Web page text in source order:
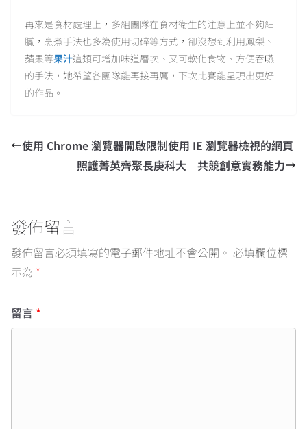
再來是食材處理上，多組團隊在食材衛生的注意上並不夠細
膩，烹煮手法也多為使用切碎等方式，卻沒想到利用鳳梨、
蘋果等果汁這類可增加味道層次、又可軟化食物、方便吞嚥
的手法，她希望各團隊能再接再厲，下次比賽能呈現出更好
的作品。
使用 Chrome 瀏覽器開啟限制使用 IE 瀏覽器檢視的網頁
照護菁英齊聚長庚科大 共競創意實務能力
發佈留言
發佈留言必須填寫的電子郵件地址不會公開。 必填欄位標
示為 *
留言 *